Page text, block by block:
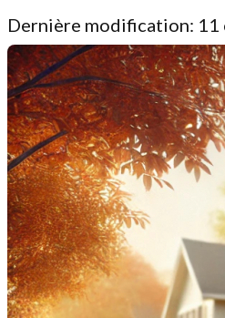
Dernière modification: